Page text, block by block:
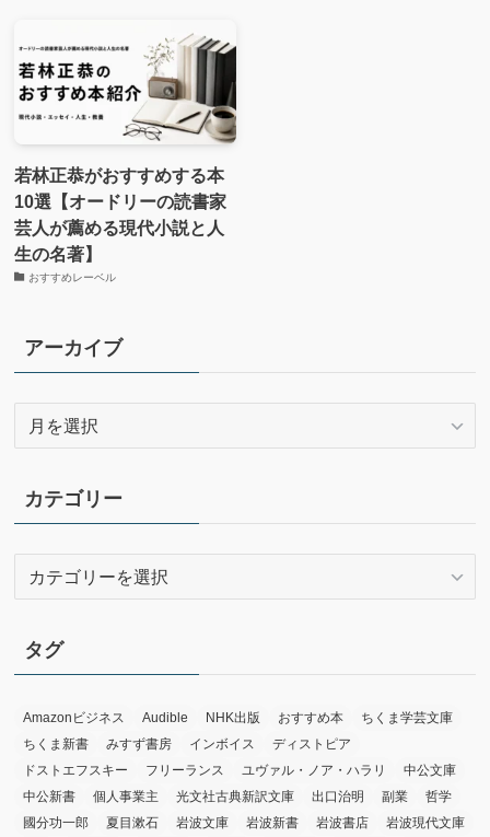
若林正恭がおすすめする本
10選【オードリーの読書家
芸人が薦める現代小説と人
生の名著】
おすすめレーベル
アーカイブ
イ
ブ
カテゴリー
リ
ー
タグ
Amazonビジネス Audible NHK出版 おすすめ本
ちくま学芸文庫
ちくま新書
みすず書房 インボイス
ディストピア
ドストエフスキー
フリーランス ユヴァル・ノア・ハラリ
中公文庫
中公新書
個人事業主 光文社古典新訳文庫 出口治明 副業
哲学
國分功一郎
夏目漱石 岩波文庫 岩波新書 岩波書店 岩波現代文庫